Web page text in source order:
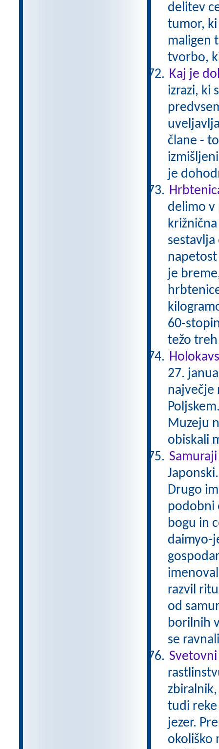
delitev
tumor, ki
maligen
tvorbo,
Kaj je
izrazi, ki
člane -
je
delimo v
je
60-
težo
27.
največje
Muzeju
obiskali
Drugo
podobni
bogu in
daimyo-
razvil
od
borilnih
se
tudi reke
jezer.
okoliško